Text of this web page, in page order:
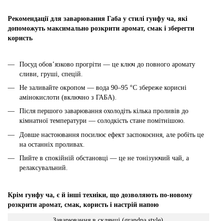
Рекомендації для заварювання Габа у стилі гунфу ча, які
допоможуть максимально розкрити аромат, смак і зберегти
користь
Посуд обов’язково прогріти — це ключ до повного аромату
сливи, груші, спецій.
Не заливайте окропом — вода 90–95 °C збереже корисні
амінокислоти (включно з ГАБА).
Після першого заварювання охолодіть кілька проливів до
кімнатної температури — солодкість стане помітнішою.
Довше настоювання посилює ефект заспокоєння, але робіть це
на останніх проливах.
Пийте в спокійній обстановці — це не тонізуючий чай, а
релаксувальний.
Крім гунфу ча, є й інші техніки, що дозволяють по-новому
розкрити аромат, смак, користь і настрій напою